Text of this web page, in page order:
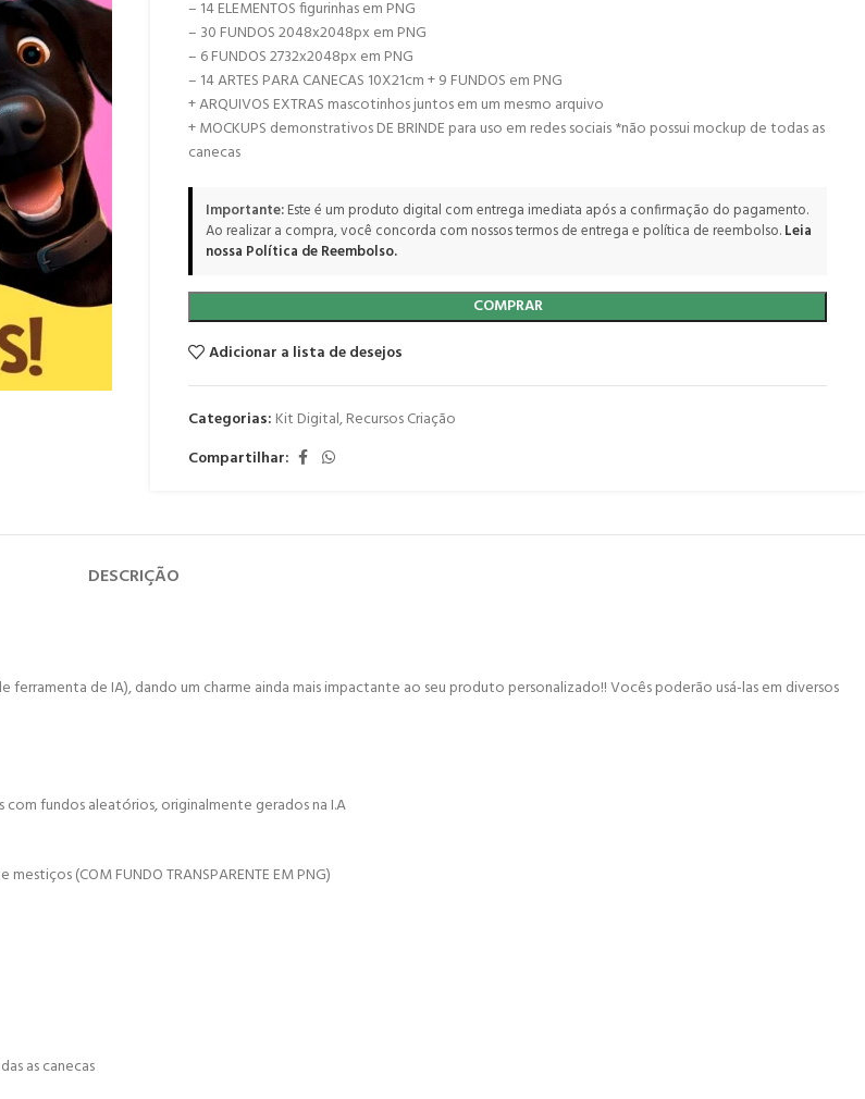
– 14 ELEMENTOS figurinhas em PNG
– 30 FUNDOS 2048x2048px em PNG
– 6 FUNDOS 2732x2048px em PNG
– 14 ARTES PARA CANECAS 10X21cm + 9 FUNDOS em PNG
+ ARQUIVOS EXTRAS mascotinhos juntos em um mesmo arquivo
+ MOCKUPS demonstrativos DE BRINDE para uso em redes sociais *não possui mockup de todas as
canecas
Importante:Este é um produto digital com entrega imediata após a confirmação do pagamento.
Ao realizar a compra, você concorda com nossos termos de entrega e política de reembolso.Leia
nossa Política de Reembolso.
COMPRAR
Adicionar a lista de desejos
Categorias: Kit Digital,Recursos Criação
Compartilhar:
DESCRIÇÃO
de IA), dando um charme ainda mais impactante ao seu produto personalizado!! Vocês poderão usá-las em diversos
fundos aleatórios, originalmente gerados na I.A
(COM FUNDO TRANSPARENTE EM PNG)
as canecas